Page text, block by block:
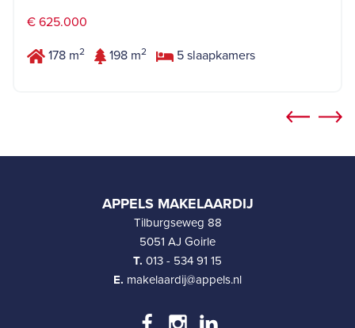
€ 625.000
178 m2 198 m2 5 slaapkamers
APPELS MAKELAARDIJ
Tilburgseweg 88
5051 AJ Goirle
T. 013 - 534 91 15
E. makelaardij@appels.nl